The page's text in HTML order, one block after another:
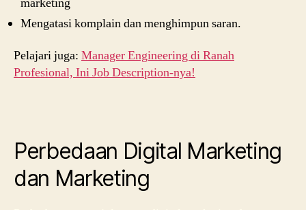
Mengatasi komplain dan menghimpun saran.
Pelajari juga: Manager Engineering di Ranah
Profesional, Ini Job Description-nya!
Perbedaan Digital Marketing
dan Marketing